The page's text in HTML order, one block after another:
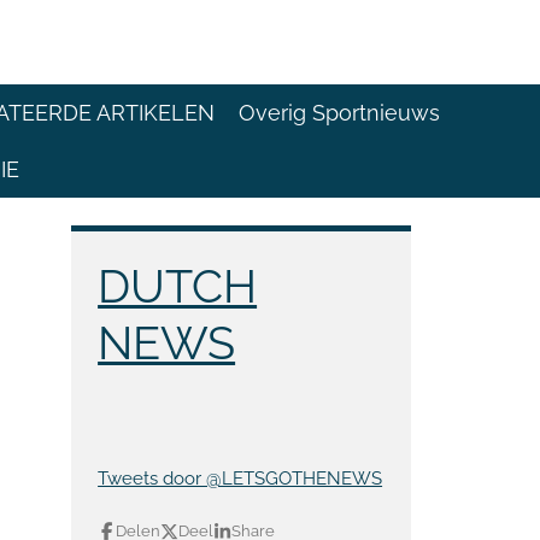
ARTIKELEN Overig Sportnieuws
DUTCH
NEWS
Tweets door @LETSGOTHENEWS
Delen Deel Share